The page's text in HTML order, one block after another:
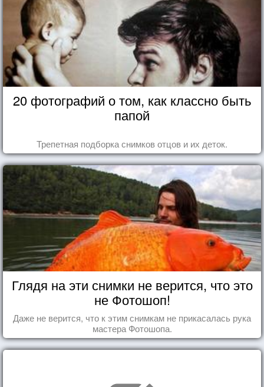
20 фотографий о том, как классно быть
папой
Трепетная подборка снимков отцов и их деток.
Глядя на эти снимки не верится, что это
не Фотошоп!
Даже не верится, что к этим снимкам не прикасалась рука
мастера Фотошопа.